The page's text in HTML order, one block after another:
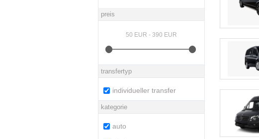
preis
transfertyp
individueller transfer
kategorie
auto